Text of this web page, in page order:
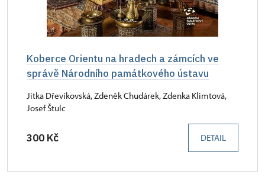
Koberce Orientu na hradech a zámcích ve
správě Národního památkového ústavu
Jitka Dřevíkovská, Zdeněk Chudárek, Zdenka Klimtová,
Josef Štulc
300 Kč DETAIL